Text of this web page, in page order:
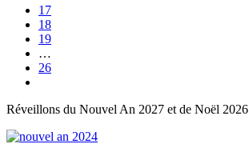
17
18
19
…
26
Réveillons du Nouvel An 2027 et de Noël 2026